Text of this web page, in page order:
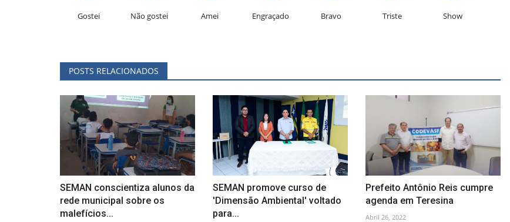
Gostei Não gostei Amei Engraçado Bravo Triste Show
POSTS RELACIONADOS
SEMAN conscientiza alunos da
rede municipal sobre os
malefícios...
SEMAN promove curso de
'Dimensão Ambiental' voltado
para...
Prefeito Antônio Reis cumpre
agenda em Teresina
Abril 26, 2022